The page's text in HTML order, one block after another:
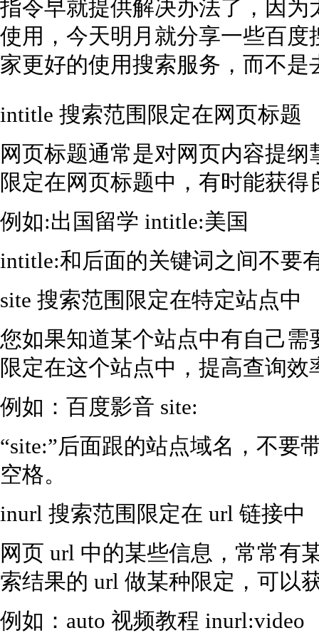
指令早就提供解决办法了，因为
使用，今天明月就分享一些百
家更好的使用搜索服务，而不是
intitle 搜索范围限定在网页标题
网页标题通常是对网页内容提
限定在网页标题中，有时能获得
例如:出国留学 intitle:美国
intitle:和后面的关键词之间不要
site 搜索范围限定在特定站点中
您如果知道某个站点中有自己
限定在这个站点中，提高查询效
例如：百度影音 site:
“site:”后面跟的站点域名，不要
空格。
inurl 搜索范围限定在 url 链接中
网页 url 中的某些信息，常常有
索结果的 url 做某种限定，可以
例如：auto 视频教程 inurl:video